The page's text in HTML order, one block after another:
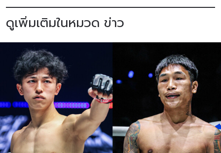
ดูเพิ่มเติมในหมวด ข่าว
ดูไฮไลต์การแข่งขัน
สมัคร
การส่งแบบฟอร์มนี้ถือว่าท่านให้ความยินยอมให้เรา
รวบรวม ใช้งาน และเปิดเผยข้อมูลของท่านภายใต้
นโยบายความเป็นส่วนตัวของเรา ท่านสามารถ
ยกเลิกการสมัครรับข่าวสารได้ตลอดเวลา